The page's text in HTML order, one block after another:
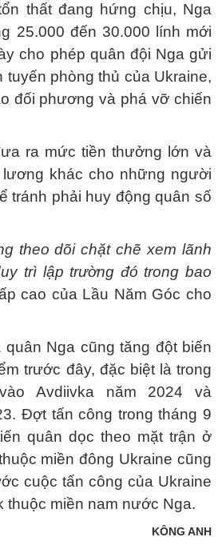
thất đang hứng chịu, Nga
25.000 đến 30.000 lính mới
cho phép quân đội Nga gửi
phòng thủ của Ukraine,
đối phương và phá vỡ chiến
ra mức tiền thưởng lớn và
khác cho những người
tránh phải huy động quân số
theo dõi chặt chẽ xem lãnh
trì lập trường đó trong bao
cao của Lầu Năm Góc cho
Nga cũng tăng đột biến
trước đây, đặc biệt là trong
Avdiivka năm 2024 và
Đợt tấn công trong tháng 9
quân dọc theo mặt trận ở
miền đông Ukraine cũng
cuộc tấn công của Ukraine
thuộc miền nam nước Nga.
KÔNG ANH